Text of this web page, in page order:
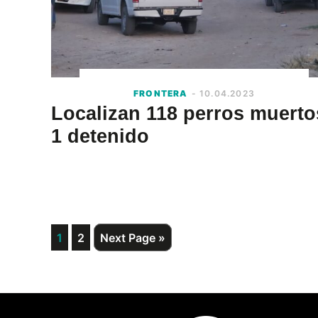
FRONTERA - 10.04.2023
Localizan 118 perros
1 detenido
Page
1 Page
2
Go
to
Next Page »